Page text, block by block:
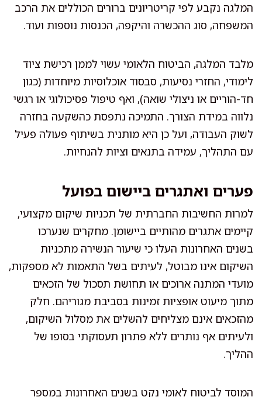
המלגה נקבע לפי קריטריונים ברורים הכוללים את הרכב
המשפחה, סוג ההכשרה והיקפה, הכנסות נוספות ועוד.
מלבד המלגה, הביטוח הלאומי עשוי לממן רכישת ציוד
לימודי, החזרי נסיעות, סבסוד אוכלוסיות מיוחדות (כגון
חד-הוריים או ניצולי שואה), ואף טיפול פסיכולוגי או רגשי
נלווה במידת הצורך. התמיכה נתפסת כהשקעה בחזרה
לשוק העבודה, ועל כן היא מותנית בשיתוף פעולה פעיל
עם התהליך, עמידה בתנאים וציות להנחיות.
פערים ואתגרים ביישום בפועל
למרות החשיבות החברתית של תכניות שיקום מקצועי,
קיימים אתגרים מהותיים ביישומן. מחקרים שנערכו
בשנים האחרונות העלו כי שיעור הנשירה מתכניות
השיקום אינו מבוטל, לעיתים בשל התאמות לא מספקות,
מועדי המתנה ארוכים או תחושת תסכול של הזכאים
מתוך מיעוט אופציות זמינות בסביבת מגוריהם. חלק
מהזכאים אינם מצליחים להשלים את מסלול השיקום,
ולעיתים אף נותרים ללא פתרון תעסוקתי בסופו של
ההליך.
המוסד לביטוח לאומי נקט בשנים האחרונות במספר